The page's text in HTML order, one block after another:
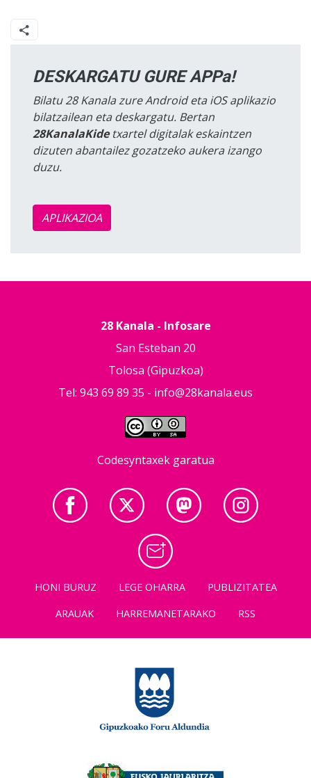
DESKARGATU GURE APPa!
Bilatu 28 Kanala zure Android eta iOS aplikazio
bilatzailean eta deskargatu. Bertan
28KanalaKidetxartel digitalak eskaintzen
dizuten abantailez gozatzeko aukera izango
duzu.
APLIKAZIOA
28 Kanala - Infosare
San Esteban 20
Tolosa (Gipuzkoa)
Tel: 943 69 89 35 - info@28kanala.eus
Codesyntaxek garatua
HONI BURUZ LEGE OHARRA
PUBLIZITATEA
ARAUAK
HARREMANETARAKO RSS